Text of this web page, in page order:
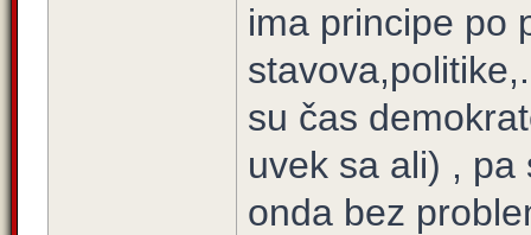
ima principe po
su čas
uvek sa ali) ,
onda bez